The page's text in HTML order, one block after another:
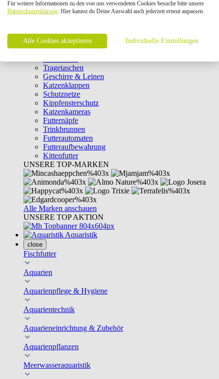
Intelligenzspielzeug
Laserpointer & Elektrospielzeug
Clicker & Target Sticks für Katzen
Weiteres Katzenspielzeug
Transportboxen
Tragetaschen
Geschirre & Leinen
Katzenklappen
Schutznetze
Kippfensterschutz
Katzenkameras
Futternäpfe
Trinkbrunnen
Futterautomaten
Futteraufbewahrung
Kittenfutter
UNSERE TOP-MARKEN
Alle Marken anschauen
UNSERE TOP AKTION
Aquaristik
close
Fischfutter
Aquarien
Aquarienpflege & Hygiene
Aquarientechnik
Aquarieneinrichtung & Zubehör
Aquarienpflanzen
Meerwasseraquaristik
Für weitere Informationen zu den von uns verwendeten Cookies besuche bitte unsere
Datenschutzerklärung. Hier kannst du Deine Auswahl auch jederzeit erneut anpassen.
Alle Cookies akzeptieren Individuelle Einstellungen